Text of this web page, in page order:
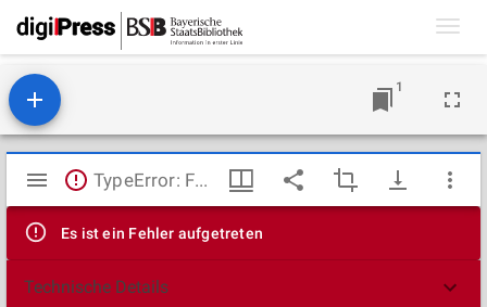
1
Mirador
Viewer
TypeError: Failed to fetch
Es ist ein Fehler aufgetreten
Technische Details